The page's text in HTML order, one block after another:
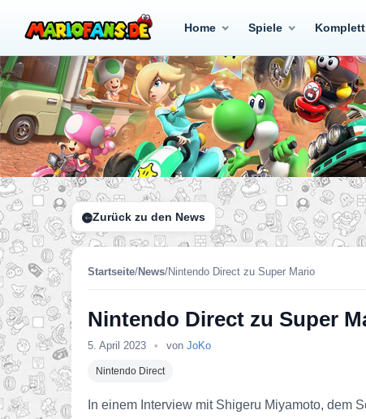
Home Spiele
Zurück zu den News
Startseite/News/Nintendo Direct zu Super Mario
Nintendo Direct zu Super
5. April 2023 • von JoKo
Nintendo Direct
In einem Interview mit Shigeru Miyamoto, dem